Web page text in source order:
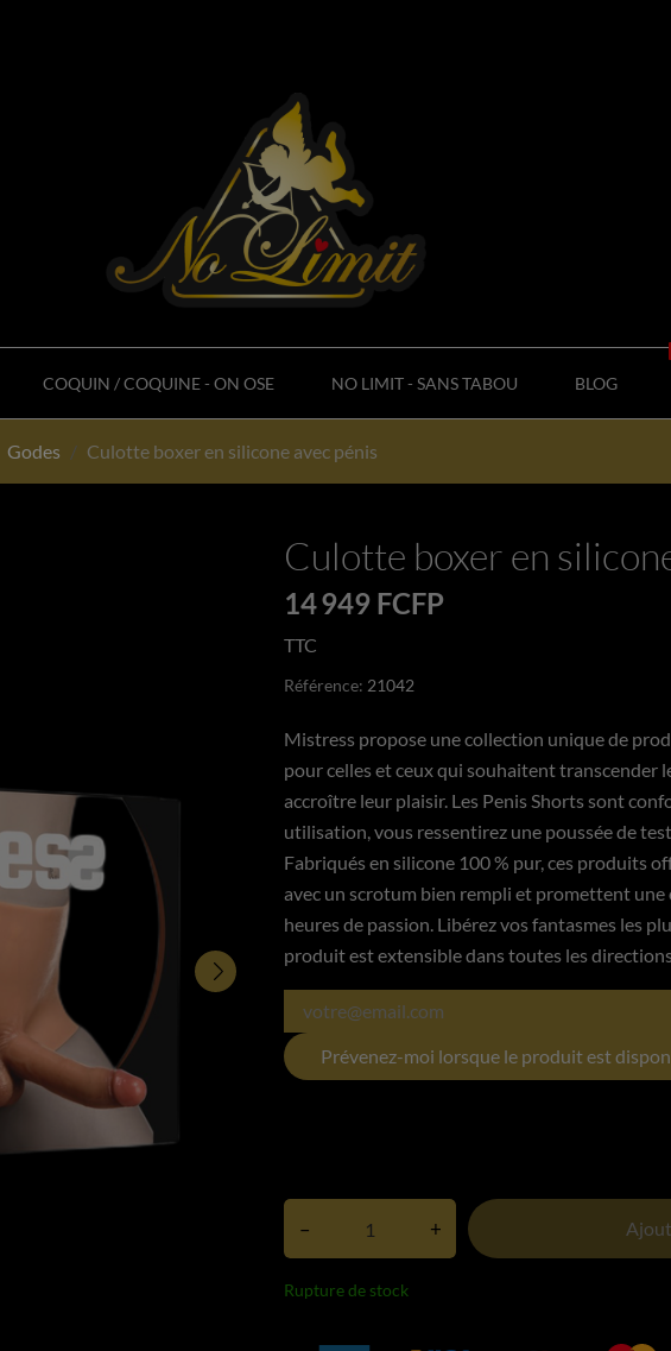
COQUIN / COQUINE - ON OSE NO LIMIT - SANS TABOU BLOG
Godes Culotte boxer en silicone avec pénis
Culotte boxer en
14 949 FCFP
TTC
Référence: 21042
Mistress propose une collection unique de
pour celles et ceux qui souhaitent transcender
accroître leur plaisir. Les Penis Shorts sont
utilisation, vous ressentirez une poussée de
Fabriqués en silicone 100 % pur, ces produits
avec un scrotum bien rempli et promettent une
heures de passion. Libérez vos fantasmes les
produit est extensible dans toutes les
Prévenez-moi lorsque le produit est
– +
Rupture de stock